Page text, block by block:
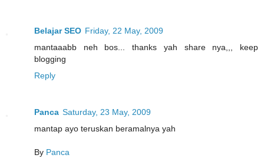
Belajar SEO Friday, 22 May, 2009
mantaaabb neh bos... thanks yah share nya,,, keep
blogging
Reply
Panca Saturday, 23 May, 2009
mantap ayo teruskan beramalnya yah
By Panca